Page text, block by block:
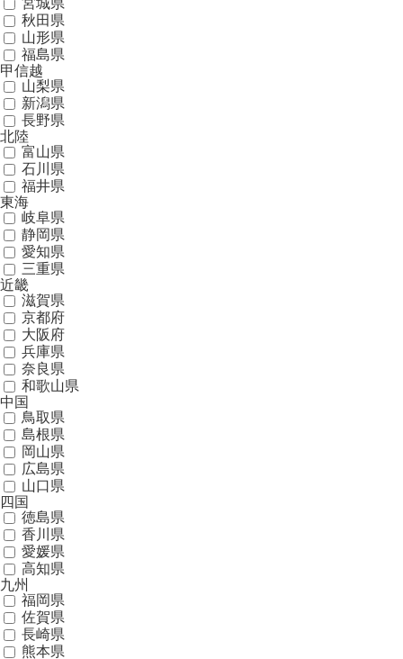
秋田県
山形県
福島県
甲信越
山梨県
新潟県
長野県
北陸
富山県
石川県
福井県
東海
岐阜県
静岡県
愛知県
三重県
近畿
滋賀県
京都府
大阪府
兵庫県
奈良県
和歌山県
中国
鳥取県
島根県
岡山県
広島県
山口県
四国
徳島県
香川県
愛媛県
高知県
九州
福岡県
佐賀県
長崎県
熊本県